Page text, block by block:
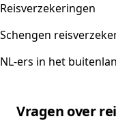
Reisverzekeringen
Schengen
NL-ers in het
Vragen over